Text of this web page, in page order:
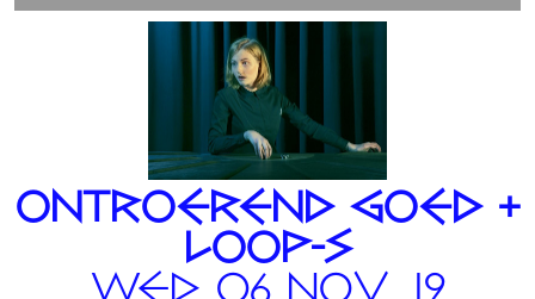
ONTROEREND GOED +
LOOP-S